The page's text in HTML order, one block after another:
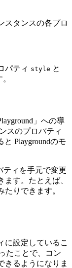
スタンスの各プロ
パティ style と
」への導
スのプロパティ
と Playgroundのモ
ティを手元で変更
す。たとえば、
りできます。
に設定しているこ
たことで、コン
きるようになりま